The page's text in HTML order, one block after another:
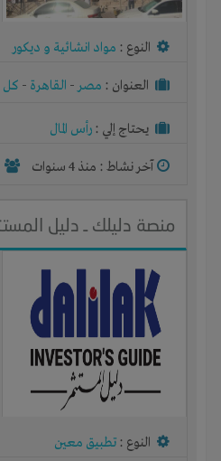
النوع : مواد انشائية و ديكور
العنوان : مصر- القاهرة - كل
يحتاج إلي : رأس المال
آخر نشاط : منذ 4 سنوات
منصة دليلك ـ دليل
النوع : تطبيق معين